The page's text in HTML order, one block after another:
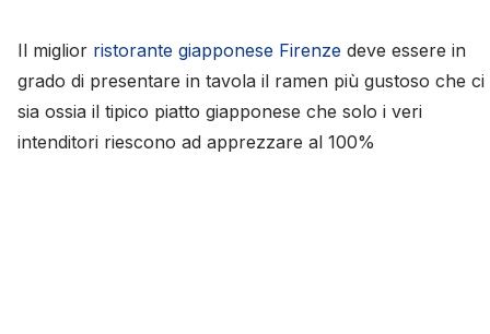
Il miglior ristorante giapponese Firenze deve essere in
grado di presentare in tavola il ramen più gustoso che ci
sia ossia il tipico piatto giapponese che solo i veri
intenditori riescono ad apprezzare al 100%